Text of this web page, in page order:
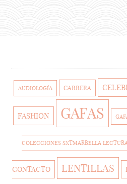
AUDIOLOGÍA CARRERA
FASHION GAFAS
COLECCIONES SXTMARBELLA
CONTACTO LENTILLAS